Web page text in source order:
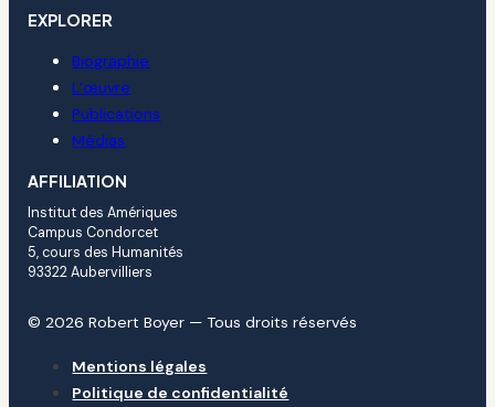
EXPLORER
Biographie
L’œuvre
Publications
Médias
AFFILIATION
Institut des Amériques
Campus Condorcet
5, cours des Humanités
93322 Aubervilliers
© 2026 Robert Boyer — Tous droits réservés
Mentions légales
Politique de confidentialité